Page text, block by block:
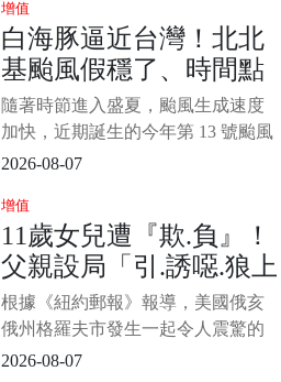
（4）日分享前幾日在桃園球場與王
建民見面的對話， 1/4 透露現年 46
歲的王建民其實早在 10 年前就已實
現財富自由，之所以決
增值
白海豚逼近台灣！北北
基颱風假穩了、時間點
曝光，中南部難度很
高...
隨著時節進入盛夏，颱風生成速度
加快，近期誕生的今年第 13 號颱風
「白海豚」目前持續逼近台灣。 1/4
市及離島 120 小時颱風暴風侵襲機
率」顯示， 未來 5 天北台灣與東北
部地區受暴風圈影響的可能性最
高，民眾需密切留意最
2026-08-07
增值
11歲女兒遭『欺.負』！
父親設局「引.誘噁.狼上
門」轟2槍.私刑報復
根據《紐約郵報》報導，美國俄亥
俄州格羅夫市發生一起令人震驚的
案件， 一名11歲女童在家中遭到侵
2026-08-07